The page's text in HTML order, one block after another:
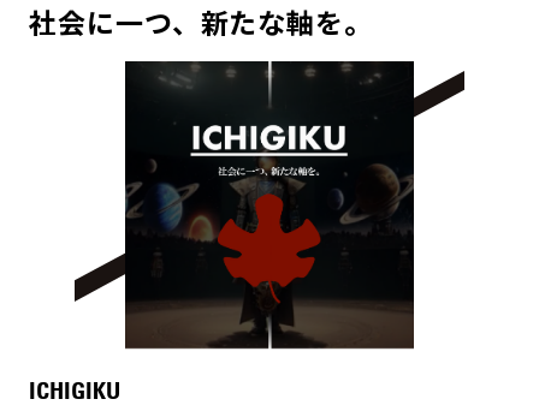
社会に一つ、新たな軸を。
ICHIGIKU